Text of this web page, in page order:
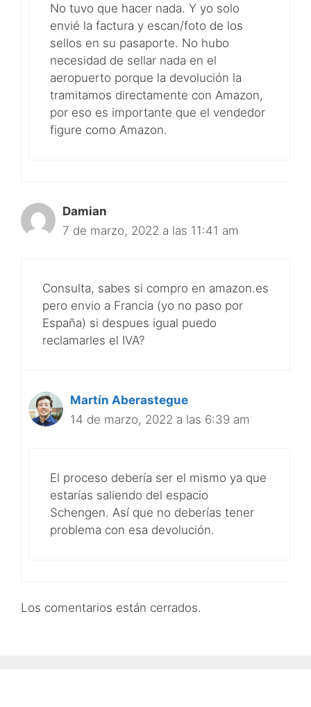
No tuvo que hacer nada. Y yo solo
envié la factura y escan/foto de los
sellos en su pasaporte. No hubo
necesidad de sellar nada en el
aeropuerto porque la devolución la
tramitamos directamente con Amazon,
por eso es importante que el vendedor
figure como Amazon.
Damian
7 de marzo, 2022 a las 11:41 am
Consulta, sabes si compro en amazon.es
pero envio a Francia (yo no paso por
España) si despues igual puedo
reclamarles el IVA?
Martín Aberastegue
14 de marzo, 2022 a las 6:39 am
El proceso debería ser el mismo ya que
estarías saliendo del espacio
Schengen. Así que no deberías tener
problema con esa devolución.
Los comentarios están cerrados.